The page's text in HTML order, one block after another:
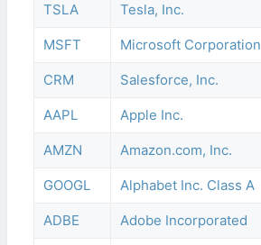
TSLA Tesla, Inc.
MSFT Microsoft Corporation
CRM Salesforce, Inc.
AAPL Apple Inc.
AMZN Amazon.com, Inc.
GOOGL Alphabet Inc. Class A
ADBE Adobe Incorporated